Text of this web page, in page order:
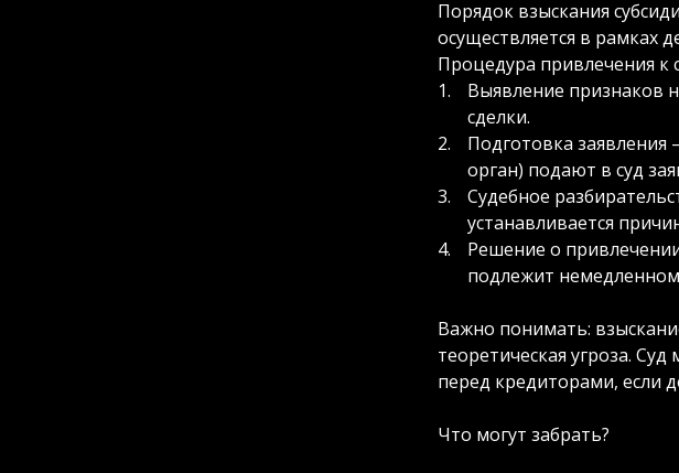
Порядок взыскания
осуществляется в рамках
Процедура привлечения к
Выявление признаков
сделки.
Подготовка
орган) подают в суд
Судебное
устанавливается
Решение о
подлежит
Важно понимать:
теоретическая угроза.
перед кредиторами, если
Что могут забрать?